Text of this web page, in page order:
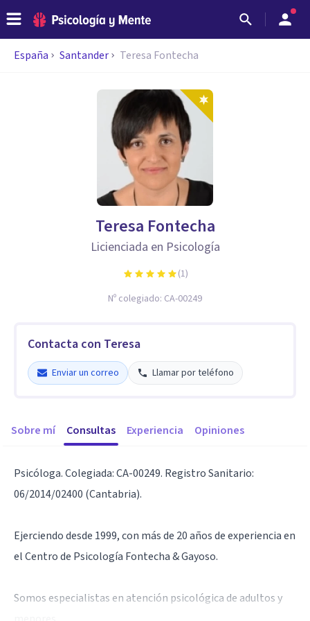
España Santander Teresa Fontecha
Teresa Fontecha
Licienciada en Psicología
(1)
Nº colegiado: CA-00249
Contacta con Teresa
Enviar un correo Llamar por teléfono
Sobre mí Consultas Experiencia Opiniones
Psicóloga. Colegiada: CA-00249. Registro Sanitario:
06/2014/02400 (Cantabria).
Ejerciendo desde 1999, con más de 20 años de experiencia en
el Centro de Psicología Fontecha & Gayoso.
Somos especialistas en atención psicológica de adultos y